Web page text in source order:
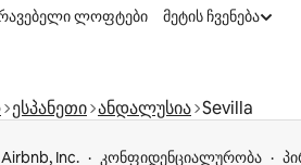
ლოფტები
მეტის ჩვენება
ესპანეთი ანდალუსია Sevilla
Inc. კონფიდენციალურობა